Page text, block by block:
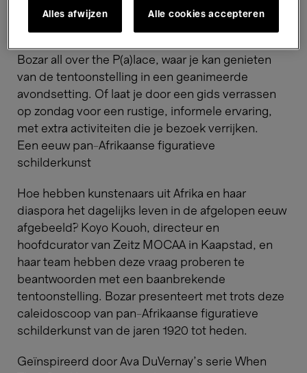
zelf doof zijn, maken van ieder
Bozar all over the P(a)lace, waar je kan genieten
van de tentoonstelling in een geanimeerde
avondsetting. Of laat je door een gids verrassen
op zondag voor een rustige, informele ervaring,
met extra activiteiten die je bezoek verrijken.​​​​​​​
Een eeuw pan-Afrikaanse figuratieve
schilderkunst
Hoe hebben kunstenaars uit Afrika en haar
diaspora het dagelijks leven in de afgelopen eeuw
afgebeeld? Koyo Kouoh, directeur en
hoofdcurator van Zeitz MOCAA in Kaapstad, en
haar team hebben deze vraag proberen te
beantwoorden met een baanbrekende
tentoonstelling. Bozar presenteert met trots deze
caleidoscoop van pan-Afrikaanse figuratieve
schilderkunst van de jaren 1920 tot heden.
Geïnspireerd door Ava DuVernay's serie When
Alles afwijzen Alle cookies accepteren